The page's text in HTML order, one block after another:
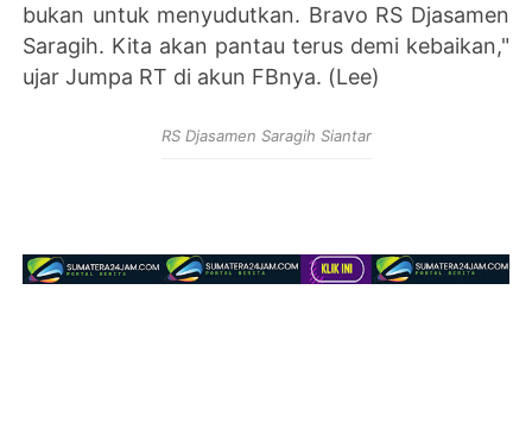
bukan untuk menyudutkan. Bravo RS Djasamen
Saragih. Kita akan pantau terus demi kebaikan,"
ujar Jumpa RT di akun FBnya. (Lee)
RS Djasamen Saragih Siantar